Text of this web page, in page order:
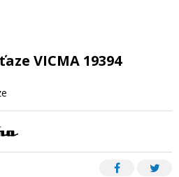
VICMA 19394